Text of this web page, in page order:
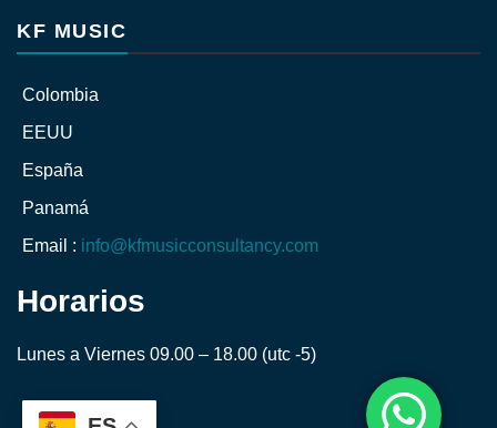
KF MUSIC
Colombia
EEUU
España
Panamá
Email : info@kfmusicconsultancy.com
Horarios
Lunes a Viernes 09.00 – 18.00 (utc -5)